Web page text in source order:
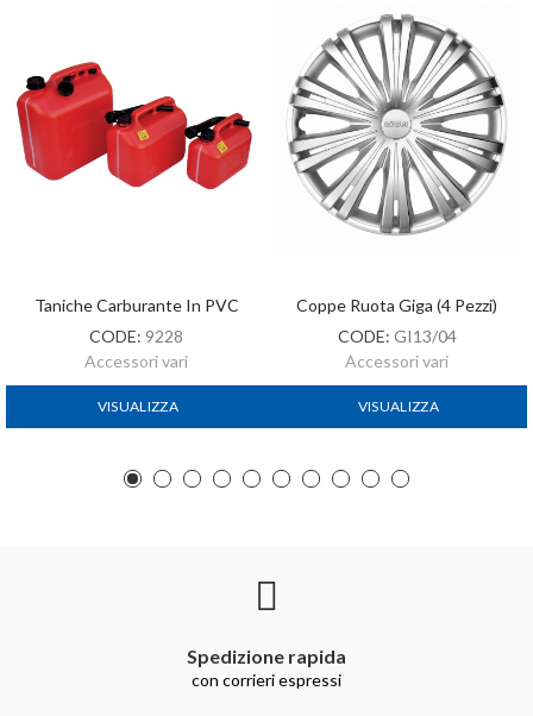
Taniche Carburante In PVC
CODE: 9228
Accessori vari
VISUALIZZA
Coppe Ruota Giga (4 Pezzi)
CODE: GI13/04
Accessori vari
VISUALIZZA
Spedizione rapida
con corrieri espressi